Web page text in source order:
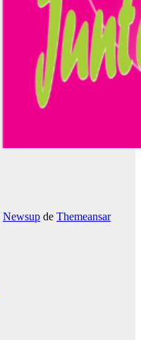
Newsup de Themeansar